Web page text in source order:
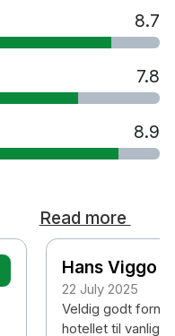
8.7
7.8
8.9
Read more
Hans Viggo
22 July 2025
Veldig godt
hotellet til vanlig,